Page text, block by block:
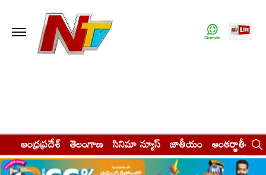
ఆంధ్రప్రదేశ్ తెలంగాణ సినిమా న్యూస్ జాతీయం అంతర్జాతీయం